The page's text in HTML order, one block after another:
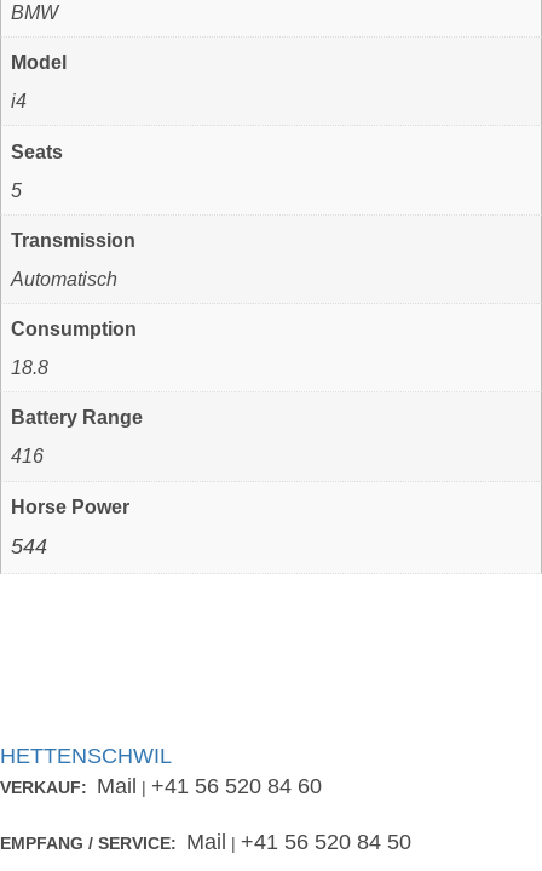
BMW
Model
i4
Seats
5
Transmission
Automatisch
Consumption
18.8
Battery Range
416
Horse Power
544
HETTENSCHWIL
VERKAUF: Mail | +41 56 520 84 60
EMPFANG / SERVICE: Mail | +41 56 520 84 50